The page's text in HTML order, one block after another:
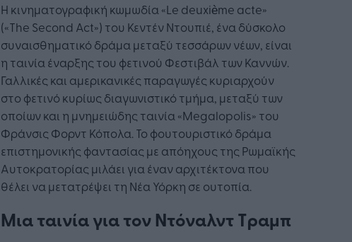
Η κινηματογραφική κωμωδία «Le deuxième acte»
(«The Second Act») του Κεντέν Ντουπιέ, ένα δύσκολο
συναισθηματικό δράμα μεταξύ τεσσάρων νέων, είναι
η ταινία έναρξης του φετινού Φεστιβάλ των Καννών.
Γαλλικές και αμερικανικές παραγωγές κυριαρχούν
στο φετινό κυρίως διαγωνιστικό τμήμα, μεταξύ των
οποίων και η μνημειώδης ταινία «Megalopolis» του
Φράνσις Φορντ Κόπολα. Το φουτουριστικό δράμα
επιστημονικής φαντασίας με απόηχους της Ρωμαϊκής
Αυτοκρατορίας μιλάει για έναν αρχιτέκτονα που
θέλει να μετατρέψει τη Νέα Υόρκη σε ουτοπία.
Μια ταινία για τον Ντόναλντ Τραμπ